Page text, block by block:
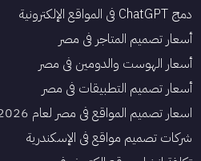
دمج ChatGPT في المواقع الإلكترونية
أسعار تصميم المتاجر في مصر
أسعار الهوست والدومين في مصر
أسعار تصميم التطبيقات في مصر
اسعار تصميم المواقع في مصر لعام 2026
شركات تصميم مواقع في الإسكندرية